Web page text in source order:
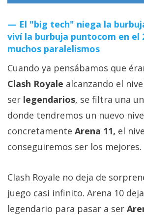
Sistemas
operativos
Profesional
+
Más
temas
Sorteos
Foros
El "big tech" niega la
viví la burbuja puntocom en el
muchos paralelismos
Cuando ya pensábamos que
Clash Royale alcanzando el
ser legendarios, se filtra una
donde tendremos un nuevo
concretamente Arena 11, el
conseguiremos ser los mejores.
Clash Royale no deja de
juego casi infinito. Arena 10
legendario para pasar a ser